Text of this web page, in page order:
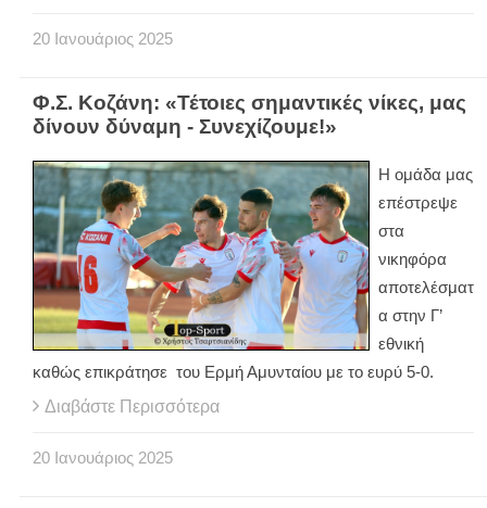
20 Ιανουάριος 2025
Φ.Σ. Κοζάνη: «Τέτοιες σημαντικές νίκες, μας
δίνουν δύναμη - Συνεχίζουμε!»
Η ομάδα μας
επέστρεψε
στα
νικηφόρα
αποτελέσματ
α στην Γ’
εθνική
καθώς επικράτησε του Ερμή Αμυνταίου με το ευρύ 5-0.
Διαβάστε Περισσότερα
20 Ιανουάριος 2025